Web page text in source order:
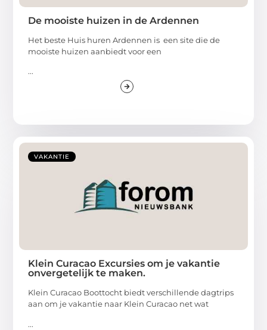
De mooiste huizen in de Ardennen
Het beste Huis huren Ardennen is een site die de
mooiste huizen aanbiedt voor een
...
VAKANTIE
Klein Curacao Excursies om je vakantie
onvergetelijk te maken.
Klein Curacao Boottocht biedt verschillende dagtrips
aan om je vakantie naar Klein Curacao net wat
...